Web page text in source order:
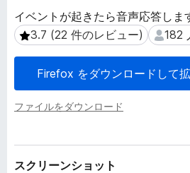
ウ
ザ
ー
ド
イベントが起きたら音声応答しま
3.7 (22 件のレビュー)
3.7 (22 件のレビュー) 182182
Firefox をダウンロードして
ファイルをダウンロード
デ
ー
スクリーンショット